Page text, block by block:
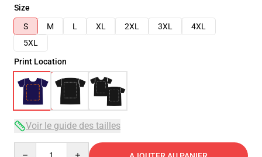
Size
S
M L XL 2XL 3XL
4XL
5XL
Print Location
Voir le guide des tailles